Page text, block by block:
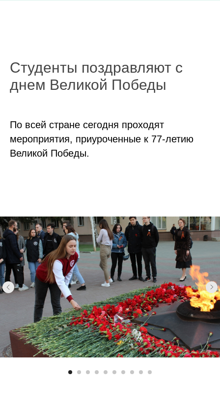
Студенты поздравляют с
днем Великой Победы
По всей стране сегодня проходят
мероприятия, приуроченные к 77-летию
Великой Победы.